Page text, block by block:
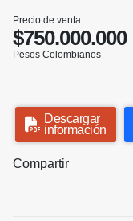
Precio de venta
$750.000.000
Pesos Colombianos
Descargar
información
Compartir